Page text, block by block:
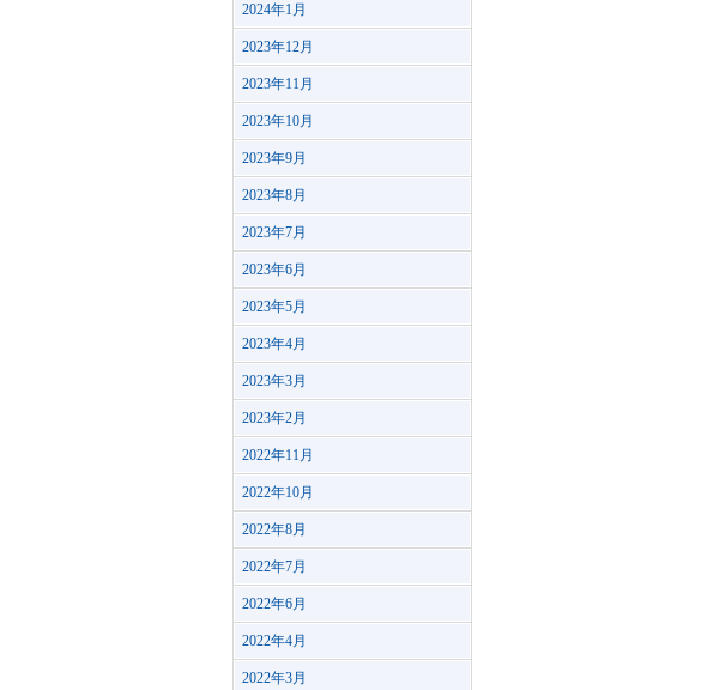
2024年1月
2023年12月
2023年11月
2023年10月
2023年9月
2023年8月
2023年7月
2023年6月
2023年5月
2023年4月
2023年3月
2023年2月
2022年11月
2022年10月
2022年8月
2022年7月
2022年6月
2022年4月
2022年3月